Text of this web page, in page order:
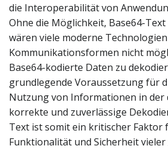
die Interoperabilität von
Ohne die Möglichkeit, Base64-
wären viele moderne
Kommunikationsformen nicht
Base64-kodierte Daten zu
grundlegende Voraussetzung für
Nutzung von Informationen in der
korrekte und zuverlässige
Text ist somit ein kritischer Faktor
Funktionalität und Sicherheit